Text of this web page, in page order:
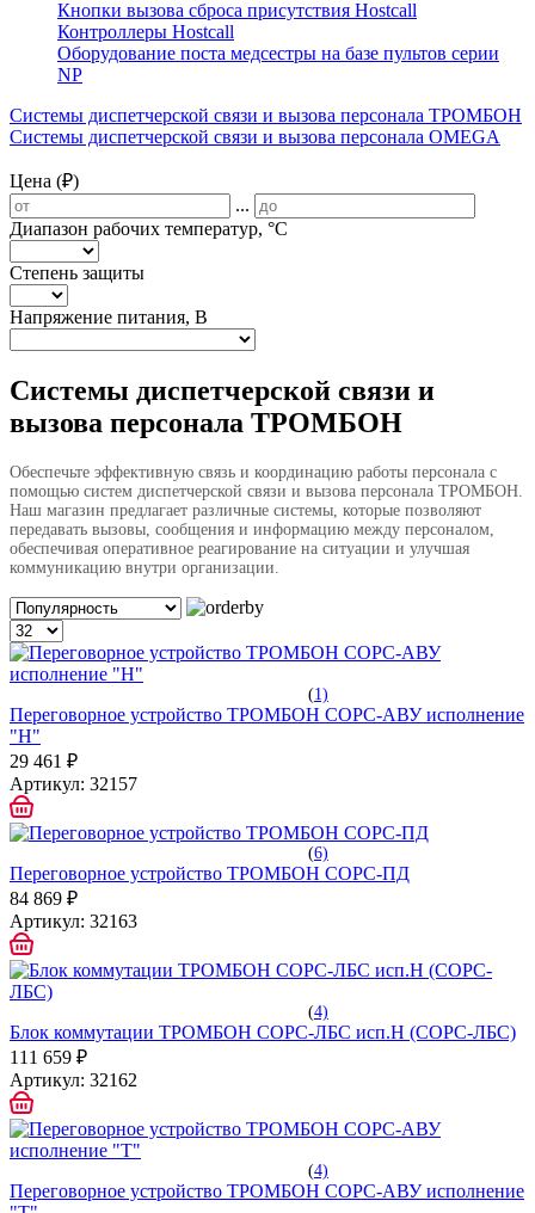
Кнопки вызова сброса присутствия Hostcall
Контроллеры Hostcall
Оборудование поста медсестры на базе пультов серии
NP
Системы диспетчерской связи и вызова персонала ТРОМБОН
Системы диспетчерской связи и вызова персонала OMEGA
Цена (₽)
...
Диапазон рабочих температур, °С
Степень защиты
Напряжение питания, В
Системы диспетчерской связи и
вызова персонала ТРОМБОН
Обеспечьте эффективную связь и координацию работы персонала с
помощью систем диспетчерской связи и вызова персонала ТРОМБОН.
Наш магазин предлагает различные системы, которые позволяют
передавать вызовы, сообщения и информацию между персоналом,
обеспечивая оперативное реагирование на ситуации и улучшая
коммуникацию внутри организации.
(1)
Переговорное устройство ТРОМБОН СОРС-АВУ исполнение
"Н"
29 461 ₽
Артикул: 32157
(6)
Переговорное устройство ТРОМБОН СОРС-ПД
84 869 ₽
Артикул: 32163
(4)
Блок коммутации ТРОМБОН СОРС-ЛБС исп.Н (СОРС-ЛБС)
111 659 ₽
Артикул: 32162
(4)
Переговорное устройство ТРОМБОН СОРС-АВУ исполнение